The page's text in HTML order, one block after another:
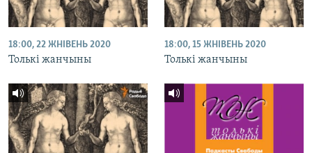
18:00, 22 ЖНІВЕНЬ 2020
Толькі жанчыны
18:00, 15 ЖНІВЕНЬ 2020
Толькі жанчыны